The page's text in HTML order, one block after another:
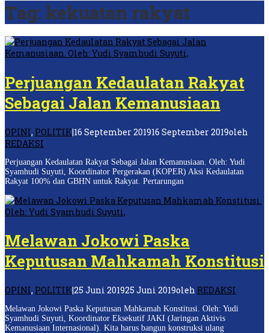
Tag: kekuatan rakyat
Perjuangan Kedaulatan Rakyat
Sebagai Jalan Kemanusiaan
OPINI, POLITIK|16 September 201916 September 2019oleh
REDAKSI
Perjuangan Kedaulatan Rakyat Sebagai Jalan Kemanusiaan. Oleh: Yudi
Syamhudi Suyuti, Koordinator Pergerakan (KOPER) Aksi Kedaulatan
Rakyat 100% dan GBHN untuk Rakyat. Pertarungan
Melawan Jokowi Paska
Keputusan Mahkamah Konstitusi
OPINI, POLITIK|25 Juni 201925 Juni 2019oleh REDAKSI
Melawan Jokowi Paska Keputusan Mahkamah Konstitusi. Oleh: Yudi
Syamhudi Suyuti, Koordinator Eksekutif JAKI (Jaringan Aktivis
Kemanusiaan Internasional). Kita harus bangun konstruksi ulang